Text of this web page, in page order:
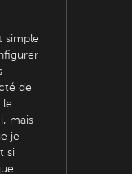
simple
de
le
mais
je
si